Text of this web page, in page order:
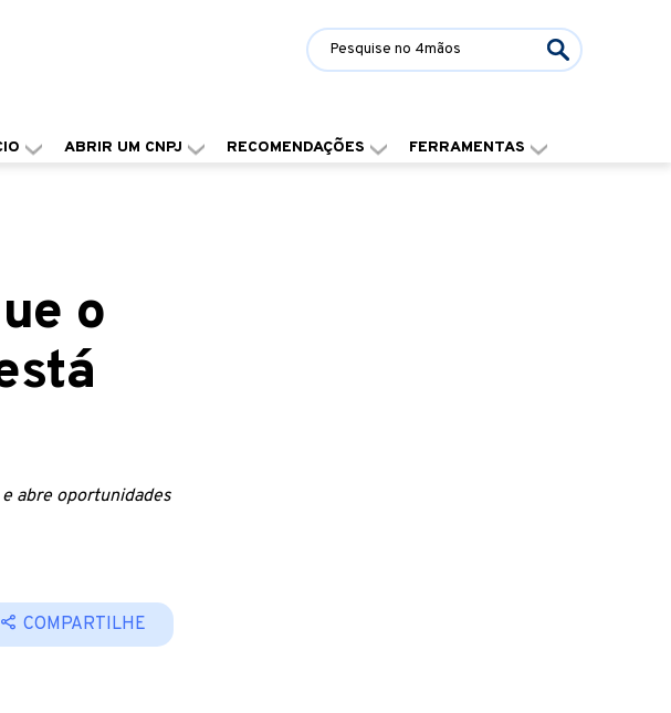
ABRIR UM CNPJ RECOMENDAÇÕES FERRAMENTAS
o
abre oportunidades
COMPARTILHE